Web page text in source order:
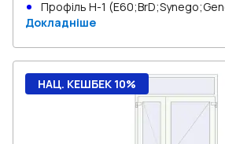
Профіль Н-1
Докладніше
НАЦ. КЕШБЕК 10%